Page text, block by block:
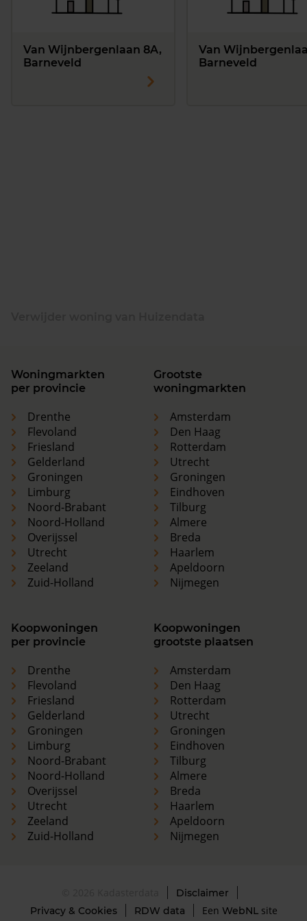
Van Wijnbergenlaan 8A,
Barneveld
Van
Barneveld
Woningmarkten
per provincie
Drenthe
Flevoland
Friesland
Gelderland
Groningen
Limburg
Noord-Brabant
Noord-Holland
Overijssel
Utrecht
Zeeland
Zuid-Holland
Grootste
woningmarkten
Amsterdam
Den Haag
Rotterdam
Utrecht
Groningen
Eindhoven
Tilburg
Almere
Breda
Haarlem
Apeldoorn
Nijmegen
Koopwoningen
per provincie
Drenthe
Flevoland
Friesland
Gelderland
Groningen
Limburg
Noord-Brabant
Noord-Holland
Overijssel
Utrecht
Zeeland
Zuid-Holland
Koopwoningen
grootste plaatsen
Amsterdam
Den Haag
Rotterdam
Utrecht
Groningen
Eindhoven
Tilburg
Almere
Breda
Haarlem
Apeldoorn
Nijmegen
Disclaimer
Privacy & Cookies
RDW data Een WebNLsite